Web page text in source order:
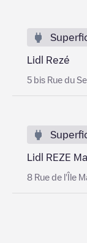
Lidl Rezé
5 bis Rue du
Lidl REZE
8 Rue de l'Île